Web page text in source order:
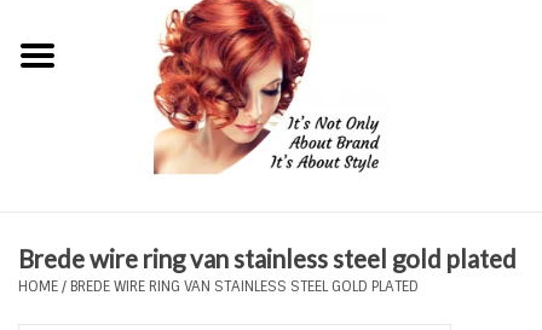
Just for Him
Plus Size Sieraden
Brede wire ring van stainless steel gold plated
HOME/ BREDE WIRE RING VAN STAINLESS STEEL GOLD PLATED